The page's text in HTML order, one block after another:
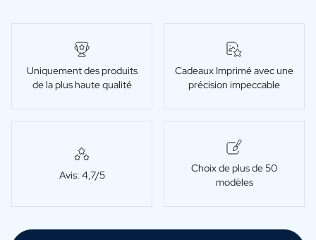
Uniquement des produits
de la plus haute qualité
Cadeaux Imprimé avec une
précision impeccable
Avis: 4,7/5
Choix de plus de 50
modèles